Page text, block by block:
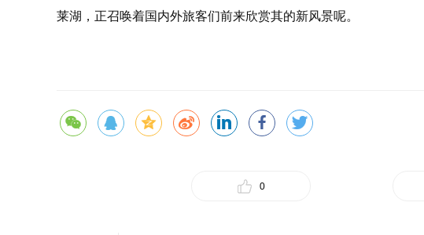
莱湖，正召唤着国内外旅客们前来欣赏其的新风景呢。
0